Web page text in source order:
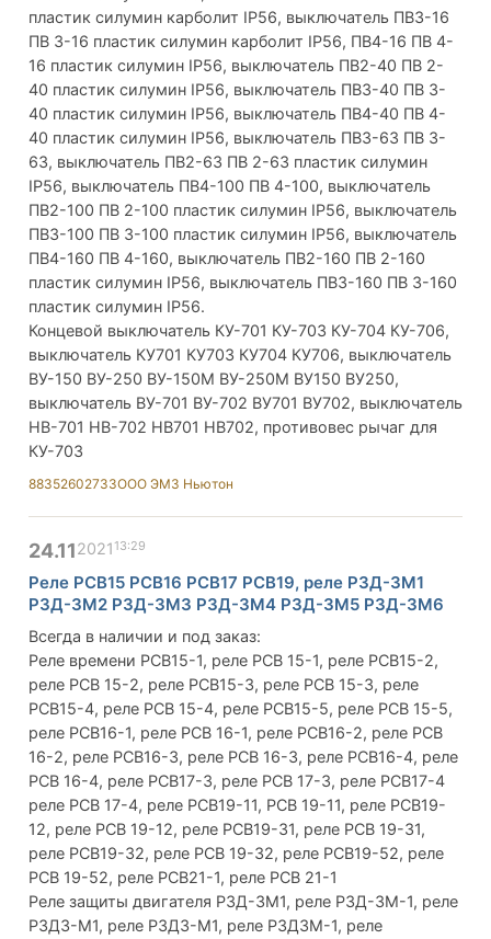
пластик силумин карболит IP56, выключатель ПВ3-16
ПВ 3-16 пластик силумин карболит IP56, ПВ4-16 ПВ 4-
16 пластик силумин IP56, выключатель ПВ2-40 ПВ 2-
40 пластик силумин IP56, выключатель ПВ3-40 ПВ 3-
40 пластик силумин IP56, выключатель ПВ4-40 ПВ 4-
40 пластик силумин IP56, выключатель ПВ3-63 ПВ 3-
63, выключатель ПВ2-63 ПВ 2-63 пластик силумин
IP56, выключатель ПВ4-100 ПВ 4-100, выключатель
ПВ2-100 ПВ 2-100 пластик силумин IP56, выключатель
ПВ3-100 ПВ 3-100 пластик силумин IP56, выключатель
ПВ4-160 ПВ 4-160, выключатель ПВ2-160 ПВ 2-160
пластик силумин IP56, выключатель ПВ3-160 ПВ 3-160
пластик силумин IP56.
Концевой выключатель КУ-701 КУ-703 КУ-704 КУ-706,
выключатель КУ701 КУ703 КУ704 КУ706, выключатель
ВУ-150 ВУ-250 ВУ-150М ВУ-250М ВУ150 ВУ250,
выключатель ВУ-701 ВУ-702 ВУ701 ВУ702, выключатель
НВ-701 НВ-702 НВ701 НВ702, противовес рычаг для
КУ-703
88352602733ООО ЭМЗ Ньютон
24.112021 13:29
Реле РСВ15 РСВ16 РСВ17 РСВ19, реле РЗД-3М1
РЗД-3М2 РЗД-3М3 РЗД-3М4 РЗД-3М5 РЗД-3М6
Всегда в наличии и под заказ:
Реле времени РСВ15-1, реле РСВ 15-1, реле РСВ15-2,
реле РСВ 15-2, реле РСВ15-3, реле РСВ 15-3, реле
РСВ15-4, реле РСВ 15-4, реле РСВ15-5, реле РСВ 15-5,
реле РСВ16-1, реле РСВ 16-1, реле РСВ16-2, реле РСВ
16-2, реле РСВ16-3, реле РСВ 16-3, реле РСВ16-4, реле
РСВ 16-4, реле РСВ17-3, реле РСВ 17-3, реле РСВ17-4
реле РСВ 17-4, реле РСВ19-11, РСВ 19-11, реле РСВ19-
12, реле РСВ 19-12, реле РСВ19-31, реле РСВ 19-31,
реле РСВ19-32, реле РСВ 19-32, реле РСВ19-52, реле
РСВ 19-52, реле РСВ21-1, реле РСВ 21-1
Реле защиты двигателя РЗД-3М1, реле РЗД-3М-1, реле
РЗДЗ-М1, реле РЗД3-М1, реле РЗД3М-1, реле